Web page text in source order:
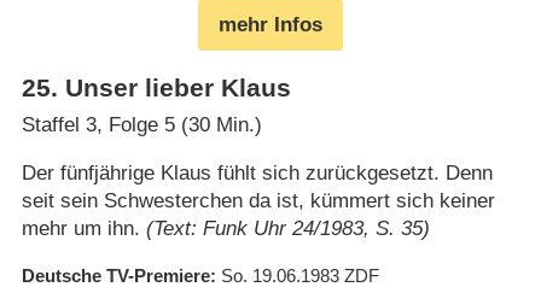
mehr Infos
25. Unser lieber Klaus
Staffel 3, Folge 5 (30 Min.)
Der fünfjährige Klaus fühlt sich zurückgesetzt. Denn
seit sein Schwesterchen da ist, kümmert sich keiner
mehr um ihn. (Text: Funk Uhr 24/1983, S. 35)
Deutsche TV-Premiere So. 19.06.1983 ZDF